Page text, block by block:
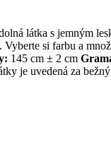
látka s jemným
. Vyberte si farbu a
145 cm ± 2 cm
je uvedená za